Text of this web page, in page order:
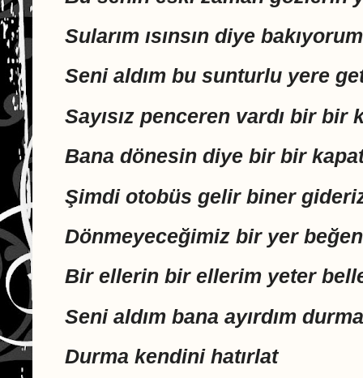
Sularım ısınsın diye bakıyorum
Seni aldım bu sunturlu yere
Sayısız penceren vardı bir bir
Bana dönesin diye bir bir
Şimdi otobüs gelir biner
Dönmeyeceğimiz bir yer
Bir ellerin bir ellerim yeter
Seni aldım bana ayırdım
Durma kendini hatırlat